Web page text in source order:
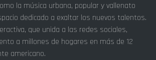
la música urbana, popular y vallenato
dedicado a exaltar los nuevos talentos.
que unida a las redes sociales,
a millones de hogares en más de 12
americano.